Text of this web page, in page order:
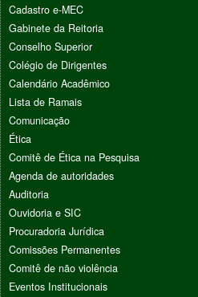
Cadastro e-MEC
Gabinete da Reitoria
Conselho Superior
Colégio de Dirigentes
Calendário Acadêmico
Lista de Ramais
Comunicação
Ética
Comitê de Ética na Pesquisa
Agenda de autoridades
Auditoria
Ouvidoria e SIC
Procuradoria Jurídica
Comissões Permanentes
Comitê de não violência
Eventos Institucionais